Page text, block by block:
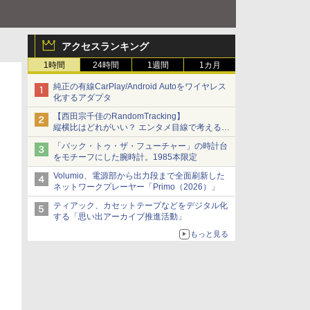
アクセスランキング
1時間 24時間 1週間 1カ月
純正の有線CarPlay/Android Autoをワイヤレス
化するアダプタ
【西田宗千佳のRandomTracking】
縦横比はどれがいい？ エンタメ目線で考える、
サムスン新「Galaxy Z Fold」
「バック・トゥ・ザ・フューチャー」の時計台
をモチーフにした腕時計。1985本限定
Volumio、電源部から出力段まで全面刷新した
ネットワークプレーヤー「Primo（2026）」
ティアック、カセットテープなどをデジタル化
する「思い出アーカイブ推進活動」
もっと見る